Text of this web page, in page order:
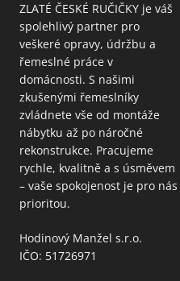
ZLATÉ ČESKÉ RUČIČKY je váš
spolehlivý partner pro
veškeré opravy, údržbu a
řemeslné práce v
domácnosti. S našimi
zkušenými řemeslníky
zvládnete vše od montáže
nábytku až po náročné
rekonstrukce. Pracujeme
rychle, kvalitně a s úsměvem
– vaše spokojenost je pro nás
prioritou.
Hodinový Manžel s.r.o.
IČO: 51726971